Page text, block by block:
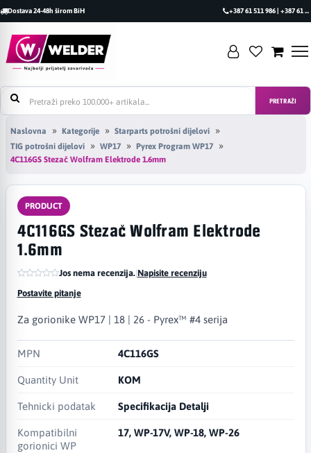
Dostava 24-48h širom BiH +387 61 511 986 | +387 61 493 470
PRETRAŽI
Naslovna Kategorije
Starparts potrošni dijelovi
TIG potrošni dijelovi
WP17
Pyrex Program WP17
4C116GS Stezač Wolfram Elektrode 1.6mm
PRODUCT
4C116GS Stezač Wolfram Elektrode
1.6mm
Jos nema recenzija.|Napisite recenziju
Postavite pitanje
Za gorionike WP17 | 18 | 26 - Pyrex™ #4 serija
MPN 4C116GS
Quantity Unit KOM
Tehnicki podatak Specifikacija Detalji
Kompatibilni
gorionici WP
17, WP-17V, WP-18, WP-26